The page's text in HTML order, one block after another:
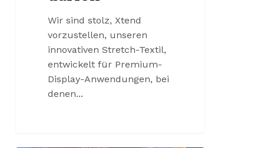
Wir sind stolz, Xtend
vorzustellen, unseren
innovativen Stretch-Textil,
entwickelt für Premium-
Display-Anwendungen, bei
denen...